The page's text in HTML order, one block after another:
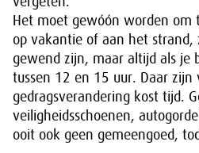
Het moet gewóón worden om
op vakantie of aan het strand,
gewend zijn, maar altijd als je
tussen 12 en 15 uur. Daar
gedragsverandering kost tijd.
veiligheidsschoenen,
ooit ook geen gemeengoed,